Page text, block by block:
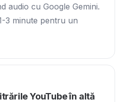
audio cu Google Gemini.
3 minute pentru un
YouTube în altă